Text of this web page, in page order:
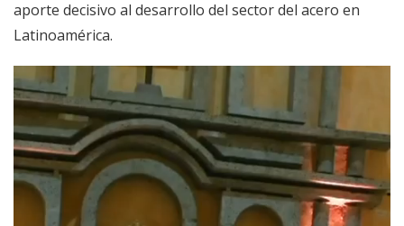
aporte decisivo al desarrollo del sector del acero en
Latinoamérica.
Reproductor
vídeo